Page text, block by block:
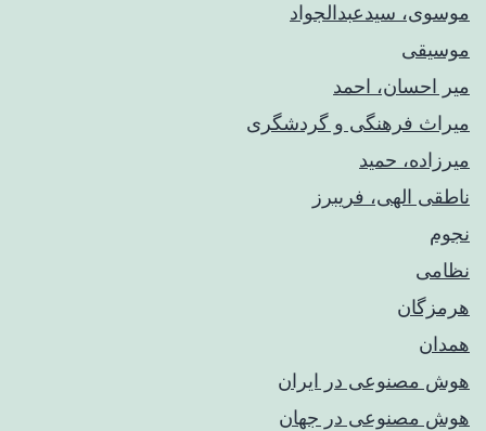
موسوی، سیدعبدالجواد
موسیقی
میر احسان، احمد
میراث فرهنگی و گردشگری
میرزاده، حمید
ناطقی الهی، فریبرز
نجوم
نظامی
هرمزگان
همدان
هوش مصنوعی در ایران
هوش مصنوعی در جهان